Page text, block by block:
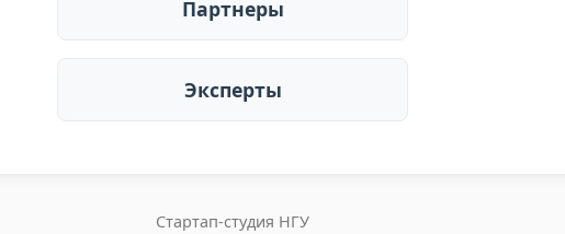
Партнеры
Эксперты
Стартап-студия НГУ